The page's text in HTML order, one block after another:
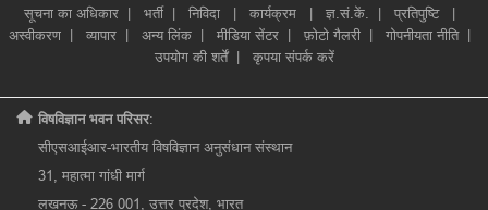
सूचना का अधिकार | भर्ती | निविदा | कार्यक्रम | ज्ञ.सं.कें. | प्रतिपुष्टि|
अस्वीकरण | व्यापार | अन्य लिंक | मीडिया सेंटर | फ़ोटो गैलरी | गोपनीयता नीति|
उपयोग की शर्तें| कृपया संपर्क करें
विषविज्ञान भवन परिसर:
सीएसआईआर-भारतीय विषविज्ञान अनुसंधान संस्थान
31, महात्मा गांधी मार्ग
लखनऊ - 226 001, उत्तर प्रदेश, भारत